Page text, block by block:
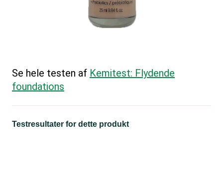
Se hele testen af Kemitest: Flydende
foundations
Testresultater for dette produkt